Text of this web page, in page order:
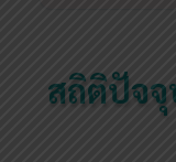
สถิติปัจ